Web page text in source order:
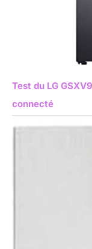
Test du LG
connecté